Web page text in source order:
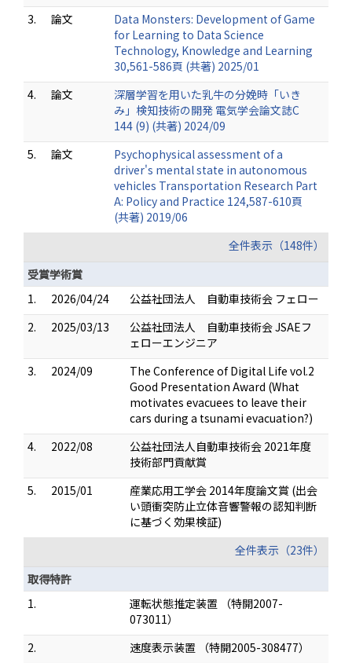
3.
論文
Data Monsters: Development of Game
for Learning to Data Science
Technology, Knowledge and Learning
30,561-586頁 (共著) 2025/01
4.
論文
深層学習を用いた乳牛の分娩時「いき
み」検知技術の開発 電気学会論文誌C
144 (9) (共著) 2024/09
5.
論文
Psychophysical assessment of a
driver's mental state in autonomous
vehicles Transportation Research Part
A: Policy and Practice 124,587-610頁
(共著) 2019/06
全件表示（148件）
受賞学術賞
1.
2026/04/24
公益社団法人 自動車技術会 フェロー
2.
2025/03/13
公益社団法人 自動車技術会 JSAEフ
ェローエンジニア
3.
2024/09
The Conference of Digital Life vol.2
Good Presentation Award (What
motivates evacuees to leave their
cars during a tsunami evacuation?)
4.
2022/08
公益社団法人自動車技術会 2021年度
技術部門貢献賞
5.
2015/01
産業応用工学会 2014年度論文賞 (出会
い頭衝突防止立体音響警報の認知判断
に基づく効果検証)
全件表示（23件）
取得特許
1.
運転状態推定装置 （特開2007-
073011）
2.
速度表示装置 （特開2005-308477）